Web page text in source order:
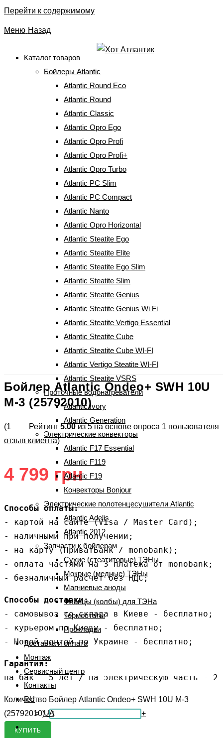
Перейти к содержимому
Меню Назад
Каталог товаров
Бойлеры Atlantic
Atlantic Round Eco
Atlantic Round
Atlantic Classic
Atlantic Opro Ego
Atlantic Opro Profi
Atlantic Opro Profi+
Atlantic Opro Turbo
Atlantic PC Slim
Atlantic PC Compact
Atlantic Nanto
Atlantic Opro Horizontal
Atlantic Steatite Ego
Atlantic Steatite Elite
Atlantic Steatite Ego Slim
Atlantic Steatite Slim
Atlantic Steatite Genius
Atlantic Steatite Genius Wi Fi
Atlantic Steatite Vertigo Essential
Atlantic Steatite Cube
Atlantic Steatite Cube WI-FI
Atlantic Vertigo Steatite WI-FI
Atlantic Steatite VSRS
Проточные водонагреватели
Atlantic Ivory
Atlantic Generation
Электрические конвекторы
Atlantic F17 Essential
Atlantic F119
Atlantic F19
Конвекторы Bonjour
Электрические полотенцесушители Atlantic
Atlantic Adelis
Atlantic 2012
Запчасти к бойлерам
Сухие (стеатитовые) ТЭНы
Мокрые (медные) ТЭНы
Магниевые аноды
Фланцы (колбы) для ТЭНа
Термостаты
Прокладки
Доставка и оплата
Монтаж
Сервисный центр
Контакты
RU
UA
Бойлер Atlantic Ondeo+
SWH 10U M-3 (25792010)
Бойлеры Atlantic⇒Бойлеры 10-15 литров
Atlantic Ondeo+ SWH 10U M-3 (25792010)
Бойлер Atlantic Ondeo+ SWH 10U
M-3 (25792010)
Рейтинг 5.00из 5 на основе опроса 1 пользователя
(1
отзыв клиента)
4 799 грн
Способы оплаты:
- картой на сайте (Visa / Master Card);
- наличными при получении;
- на карту (ПриватБанк / monobank);
- оплата частями на 3 платежа от monobank;
- безналичный расчет без НДС;
Способы доставки:
- самовывоз со склада в Киеве - бесплатно;
- курьером по Киеву - бесплатно;
- Новой почтой по Украине - бесплатно;
Гарантия:
на бак - 5 лет / на электрическую часть - 2
Количество Бойлер Atlantic Ondeo+ SWH 10U M-3
(25792010) - +
КУПИТЬ